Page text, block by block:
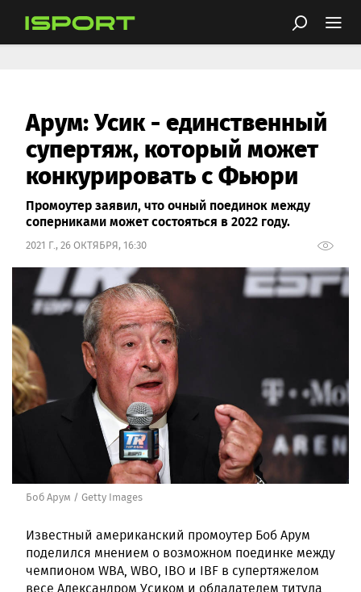
Арум: Усик - единственный
супертяж, который может
конкурировать с Фьюри
Промоутер заявил, что очный поединок между
соперниками может состояться в 2022 году.
2021 Г., 26 ОКТЯБРЯ, 16:30
Боб Арум / Getty Images
Известный американский промоутер Боб Арум
поделился мнением о возможном поединке между
чемпионом WBA, WBO, IBO и IBF в супертяжелом
весе Александром Усиком и обладателем титула